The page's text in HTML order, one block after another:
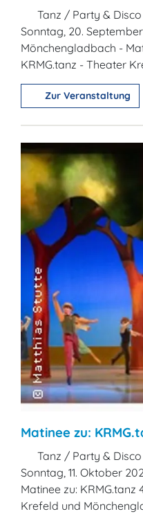
Tanz / Party & Disco
Sonntag, 20.
Mönchengladbach -
KRMG.tanz - Theater
Zur Veranstaltung
Matinee zu:
Tanz / Party & Disco
Sonntag, 11. Oktober
Matinee zu: KRMG.tanz
Krefeld und